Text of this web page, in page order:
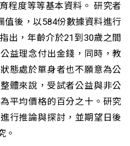
程度等等基本資料。 研究者
值後，以584份數據資料進行
出，年齡介於21到30歲之間
益理念付出金錢，同時，教
態處於單身者也不願意為公
體來說，受試者公益與非公
平均價格的百分之十。研究
行推論與探討，並期望日後
。